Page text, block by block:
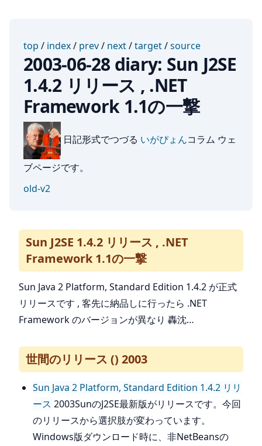
top / index/ prev/ next/target/source
2003-06-28 diary: Sun J2SE
1.4.2 リリース , .NET
Framework 1.1の一撃
日記形式でつづる いがぴょんコラム ウェ
ブページです。
old-v2
Sun J2SE 1.4.2 リリース , .NET
Framework 1.1の一撃
Sun Java 2 Platform, Standard Edition 1.4.2 が正式
リリースです , 客先に納品しに行ったら .NET
Framework のバージョンが異なり 轟沈…
世間のリリース () 2003
Sun Java 2 Platform, Standard Edition 1.4.2 リリ
ース 2003SunのJ2SE最新版がリリースです。今回
のリリースから選択肢が変わっています。
Windows版ダウンロード時に、非NetBeansの